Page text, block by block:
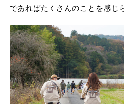
であればたくさんのことを感じ